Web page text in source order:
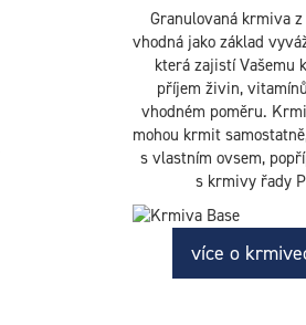
Granulovaná krmiva
vhodná jako základ
která zajistí Vašemu
příjem živin,
vhodném poměru.
mohou krmit
s vlastním ovsem,
s krmivy řady
více o